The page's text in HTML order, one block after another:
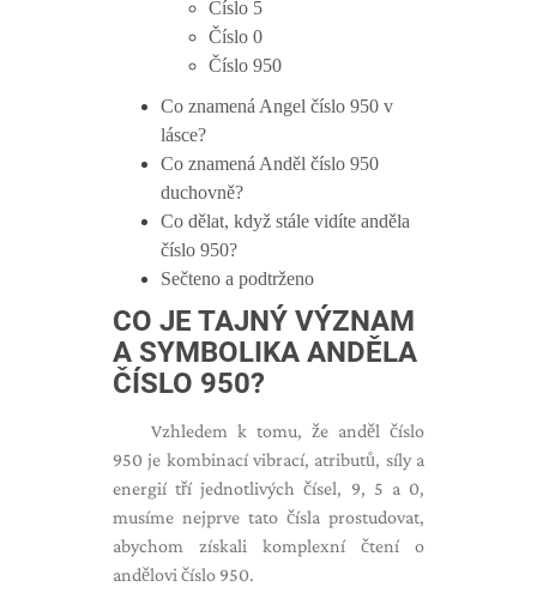
Číslo 5
Číslo 0
Číslo 950
Co znamená Angel číslo 950 v
lásce?
Co znamená Anděl číslo 950
duchovně?
Co dělat, když stále vidíte anděla
číslo 950?
Sečteno a podtrženo
CO JE TAJNÝ VÝZNAM
A SYMBOLIKA ANDĚLA
ČÍSLO 950?
Vzhledem k tomu, že anděl číslo
950 je kombinací vibrací, atributů, síly a
energií tří jednotlivých čísel, 9, 5 a 0,
musíme nejprve tato čísla prostudovat,
abychom získali komplexní čtení o
andělovi číslo 950.